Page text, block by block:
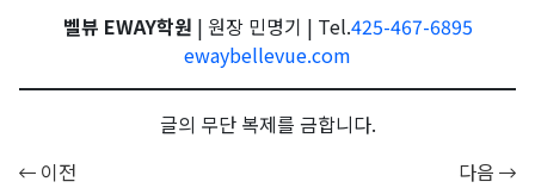
벨뷰 EWAY학원 | 원장 민명기 | Tel.425-467-6895
ewaybellevue.com
글의 무단 복제를 금합니다.
이전
다음